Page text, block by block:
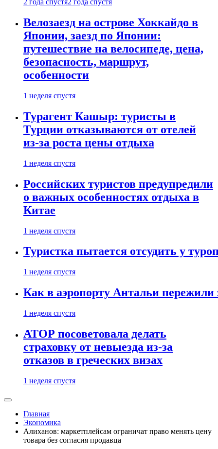
2 года спустя2 года спустя
Велозаезд на острове Хоккайдо в
Японии, заезд по Японии:
путешествие на велосипеде, цена,
безопасность, маршрут,
особенности
1 неделя спустя
Турагент Кашыр: туристы в
Турции отказываются от отелей
из-за роста цены отдыха
1 неделя спустя
Российских туристов предупредили
о важных особенностях отдыха в
Китае
1 неделя спустя
Туристка пытается отсудить у
1 неделя спустя
Как в аэропорту Антальи
1 неделя спустя
АТОР посоветовала делать
страховку от невыезда из-за
отказов в греческих визах
1 неделя спустя
Главная
Экономика
Алиханов: маркетплейсам ограничат право менять цену
товара без согласия продавца